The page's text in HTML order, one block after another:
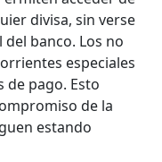
divisa, sin verse
banco. Los no
especiales
de pago. Esto
de la
estando